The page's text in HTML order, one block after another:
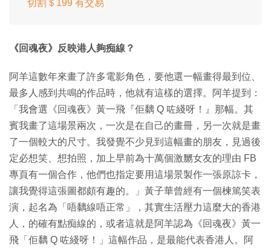
切割＄199 有交易
《回魂夜》反映港人夠痴線？
阿羊這數年來畫了許多電影角色，要他選一幅畫得最到位、
最多人感到共鳴的作品時，他就有這樣的選擇。阿羊提到：
「我會選《回魂夜》黃一飛『佢黐 Q 咗綫呀！』那幅。其
賓我畫了這場景兩次，一次是在自己的畫冊，另一次就是畫
了一個較大的尺寸。我發覺不少見到這幅畫的朋友，見過後
定必想笑、想拍照，加上早前為十萬個激嬲女友的理由 FB
專頁有一個合作，他們也指定要用這場景製作一張原諒卡，
讓我覺得這張圖都頗有趣的。」黃子華曾經有一個楝篤笑表
演，起名為「唔黐線唔正常」，其實生活壓力這麼大的香港
人，的確有點痴線的，或者這就是阿羊認為《回魂夜》黃一
飛「佢黐 Q 咗綫呀！」這幅作品，是最能代表香港人。阿